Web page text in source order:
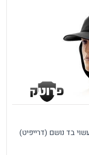
בד נושם (דרייפיט)